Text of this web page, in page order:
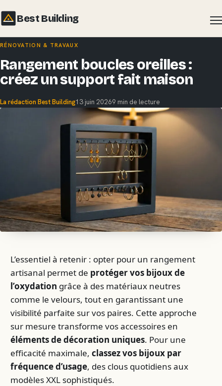
Best Building
Aller
au
contenu
RÉNOVATION & TRAVAUX
Rangement boucles oreilles :
créez un support fait maison
La rédaction Best Building13 juin 20269 min de lecture
L’essentiel à retenir : opter pour un rangement
artisanal permet de protéger vos bijoux de
l’oxydation grâce à des matériaux neutres
comme le velours, tout en garantissant une
visibilité parfaite sur vos paires. Cette approche
sur mesure transforme vos accessoires en
éléments de décoration uniques. Pour une
efficacité maximale,classez vos bijoux par
fréquence d’usage, des clous quotidiens aux
modèles XXL sophistiqués.